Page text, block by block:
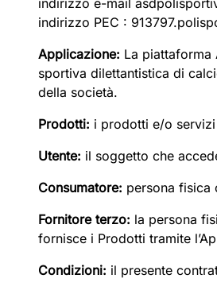
indirizzo e-mail
indirizzo PEC :
Applicazione: La
sportiva dilettantistica di
della società.
Prodotti: i prodotti e/o
Utente: il soggetto che
Consumatore: persona fisica
Fornitore terzo: la persona
fornisce i Prodotti tramite
Condizioni: il presente